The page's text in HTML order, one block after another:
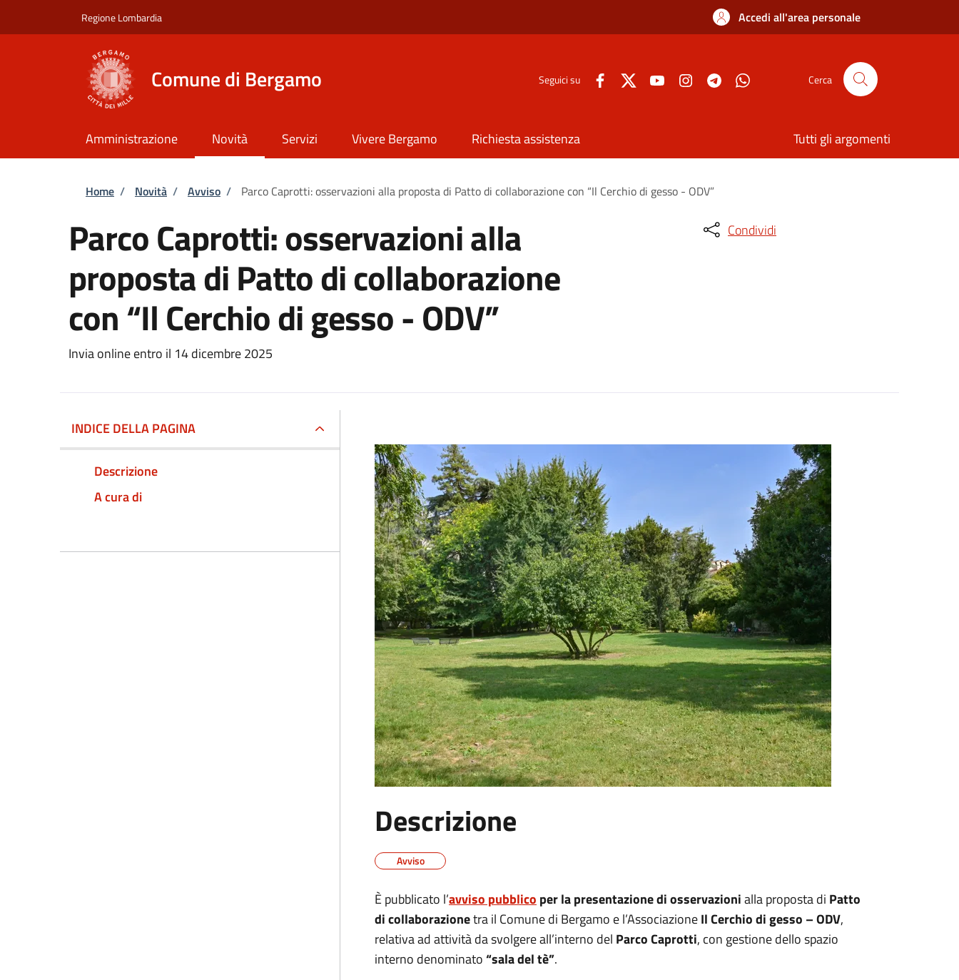
Regione Lombardia Accedi all'area personale
Comune di Bergamo Seguici su Cerca
Amministrazione Novità Servizi Vivere Bergamo Richiesta assistenza Tutti gli argomenti
Briciole di pane
Home / Novità / Avviso / Parco Caprotti: osservazioni alla proposta di Patto di collaborazione con “Il Cerchio di gesso - ODV”
Parco Caprotti: osservazioni alla
proposta di Patto di collaborazione
con “Il Cerchio di gesso - ODV”
Invia online entro il 14 dicembre 2025
Condividi
INDICE DELLA PAGINA
Descrizione
A cura di
Descrizione
Avviso
È pubblicato l’avviso pubblico per la presentazione di osservazionialla proposta di Patto
di collaborazionetra il Comune di Bergamo e l’AssociazioneIl Cerchio di gesso – ODV,
relativa ad attività da svolgere all’interno del Parco Caprotti, con gestione dello spazio
interno denominato“sala del tè”.